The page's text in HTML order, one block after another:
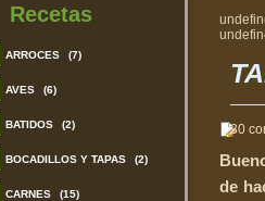
Recetas
ARROCES (7)
AVES (6)
BATIDOS (2)
BOCADILLOS Y TAPAS (2)
CARNES (15)
30
de